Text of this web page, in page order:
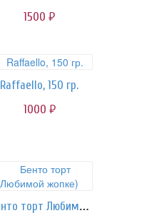
1500 руб.
Raffaello, 150 гр.
1000 руб.
Бенто торт Любимой жопке)